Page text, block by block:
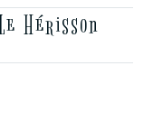
Hérisson